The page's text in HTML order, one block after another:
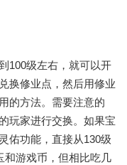
100级左右，就可以开
换修业点，然后用修业
的方法。需要注意的
玩家进行交换。如果宝
佑功能，直接从130级
和游戏币，但相比吃几